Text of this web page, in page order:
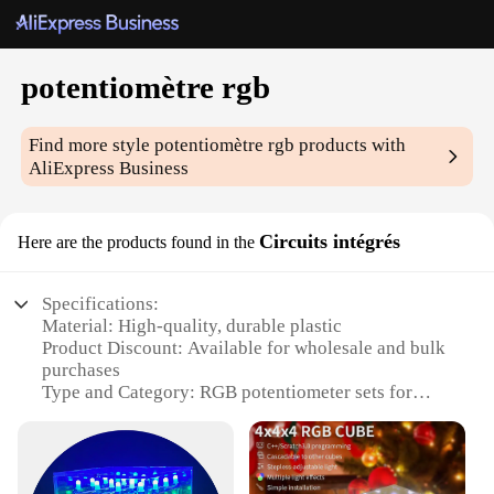
potentiomètre rgb
Find more stylepotentiomètre rgb products with
AliExpress Business
Here are the products found in the Circuits intégrés
Specifications:
Material: High-quality, durable plastic
Product Discount: Available for wholesale and bulk
purchases
Type and Category: RGB potentiometer sets for
Design and Style: Sleek, modern design with
integrated circuits
Usage and Purpose: Ideal for controlling RGB